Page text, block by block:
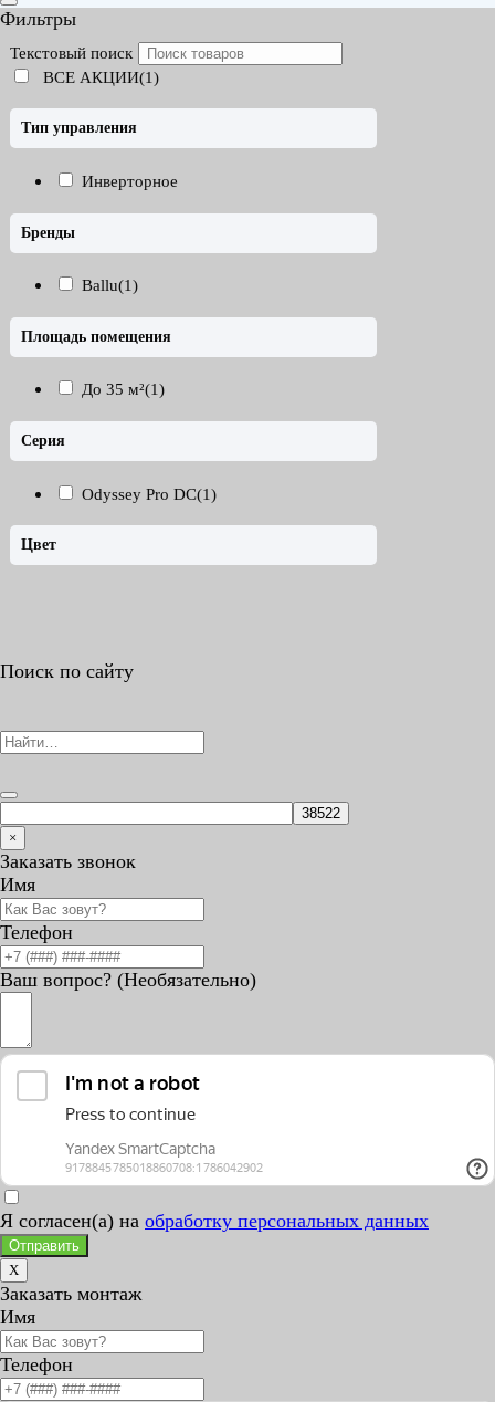
Фильтры
Текстовый поиск
ВСЕ АКЦИИ(1)
Тип управления
Инверторное
Бренды
Ballu(1)
Площадь помещения
До 35 м²(1)
Серия
Odyssey Pro DC(1)
Цвет
Поиск по сайту
×
Заказать звонок
Имя
Телефон
Ваш вопрос? (Необязательно)
Я согласен(а) на обработку персональных данных
Отправить
X
Заказать монтаж
Имя
Телефон